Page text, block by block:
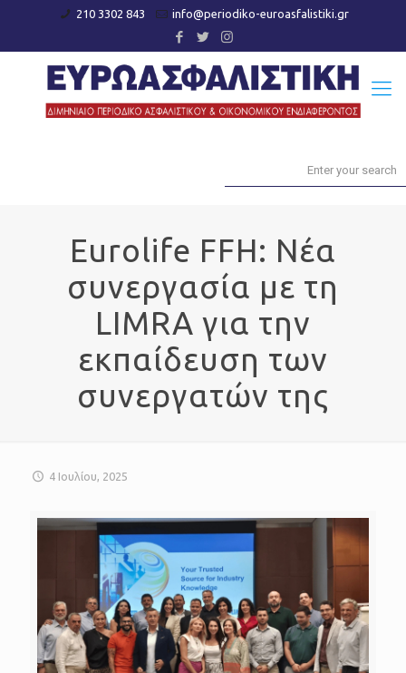
210 3302 843 info@periodiko-euroasfalistiki.gr
Eurolife FFH: Νέα
συνεργασία με τη
LIMRA για την
εκπαίδευση των
συνεργατών της
4 Ιουλίου, 2025